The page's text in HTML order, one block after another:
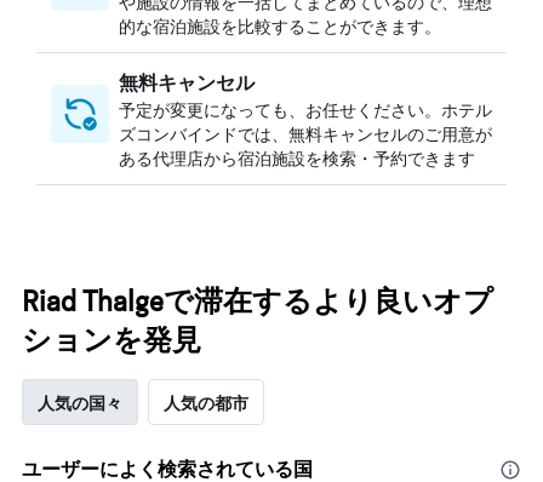
的な宿泊施設を比較することができます。
無料キャンセル
予定が変更になっても、お任せください。ホテル
ズコンバインドでは、無料キャンセルのご用意が
ある代理店から宿泊施設を検索・予約できます
Riad Thalgeで滞在するより良いオプ
ションを発見
人気の国々 人気の都市
ユーザーによく検索されている国